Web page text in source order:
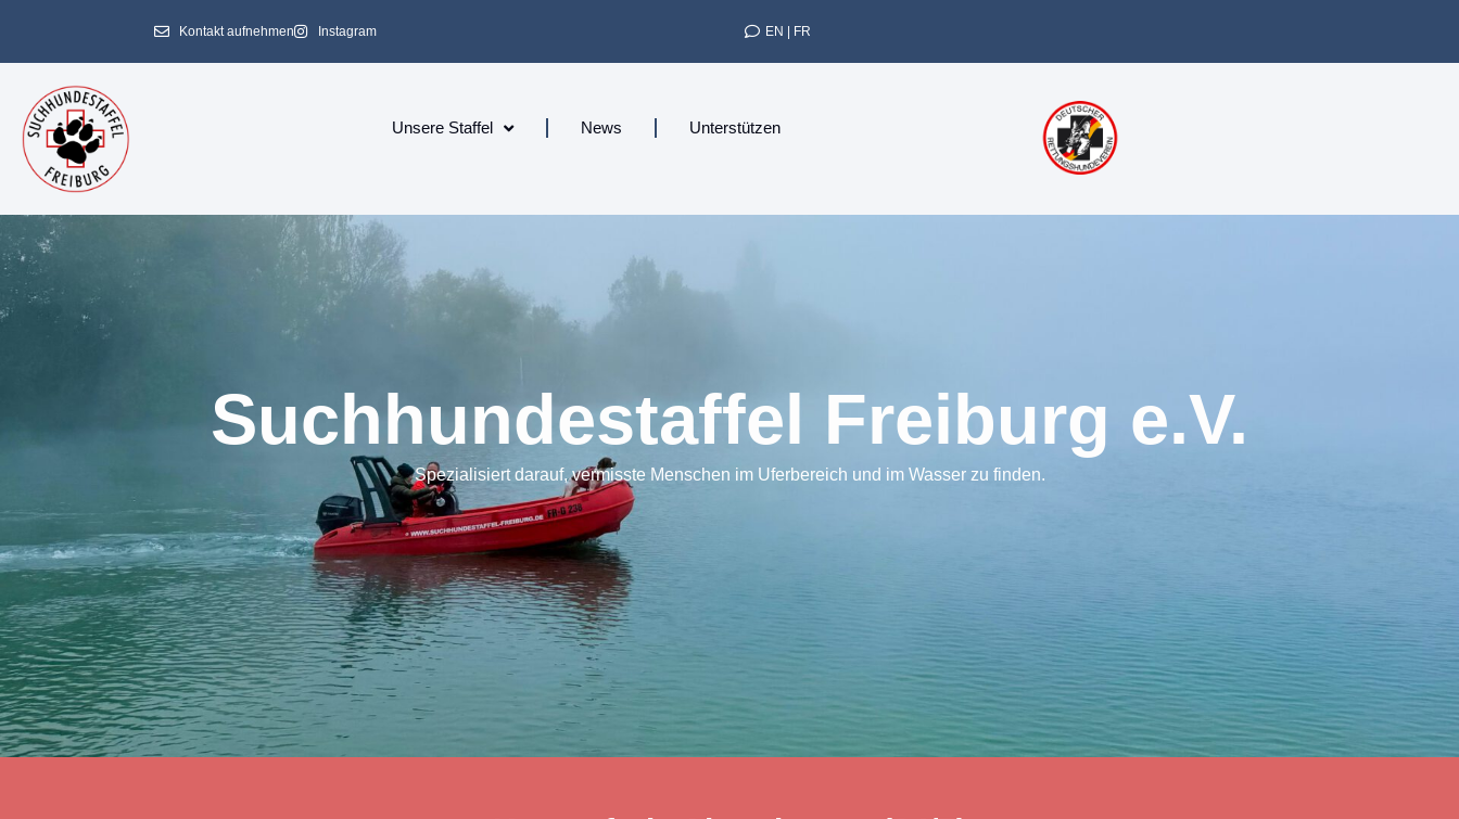
Kontakt aufnehmen Instagram EN | FR
Unsere Staffel News Unterstützen
Suchhundestaffel Freiburg e.V.
Spezialisiert darauf, vermisste Menschen im Uferbereich und im Wasser zu finden.